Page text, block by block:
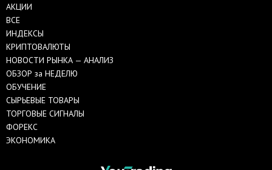
АКЦИИ
ВСЕ
ИНДЕКСЫ
КРИПТОВАЛЮТЫ
НОВОСТИ РЫНКА — АНАЛИЗ
ОБЗОР за НЕДЕЛЮ
ОБУЧЕНИЕ
СЫРЬЕВЫЕ ТОВАРЫ
ТОРГОВЫЕ СИГНАЛЫ
ФОРЕКС
ЭКОНОМИКА